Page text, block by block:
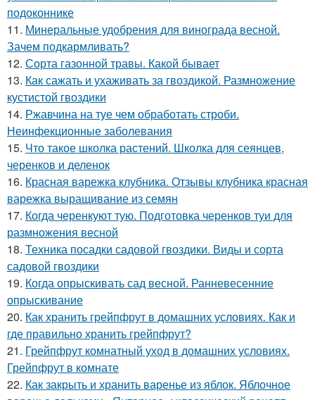
подоконнике
11. Минеральные удобрения для винограда весной.
Зачем подкармливать?
12. Сорта газонной травы. Какой бывает
13. Как сажать и ухаживать за гвоздикой. Размножение
кустистой гвоздики
14. Ржавчина на туе чем обработать строби.
Неинфекционные заболевания
15. Что такое школка растений. Школка для сеянцев,
черенков и деленок
16. Красная варежка клубника. Отзывы клубника красная
варежка выращивание из семян
17. Когда черенкуют тую. Подготовка черенков туи для
размножения весной
18. Техника посадки садовой гвоздики. Виды и сорта
садовой гвоздики
19. Когда опрыскивать сад весной. Ранневесенние
опрыскивание
20. Как хранить грейпфрут в домашних условиях. Как и
где правильно хранить грейпфрут?
21. Грейпфрут комнатный уход в домашних условиях.
Грейпфрут в комнате
22. Как закрыть и хранить варенье из яблок. Яблочное